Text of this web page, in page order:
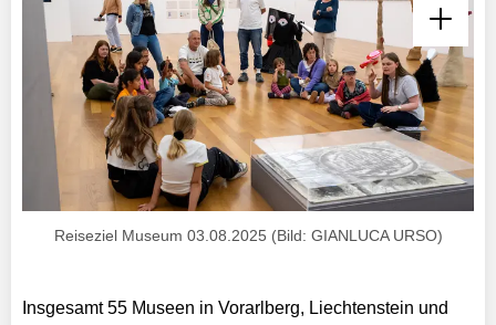
Reiseziel Museum 03.08.2025 (Bild: GIANLUCA URSO)
Insgesamt 55 Museen in Vorarlberg, Liechtenstein und